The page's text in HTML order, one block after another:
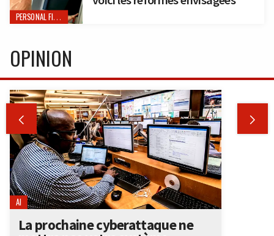
PERSONAL FINANCE
OPINION
 
AI
La prochaine cyberattaque ne